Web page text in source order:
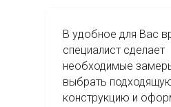
В удобное для Вас
специалист сделает
необходимые
выбрать
конструкцию и